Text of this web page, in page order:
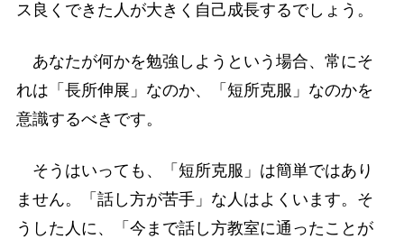
ス良くできた人が大きく自己成長するでしょう。
あなたが何かを勉強しようという場合、常にそ
れは「長所伸展」なのか、「短所克服」なのかを
意識するべきです。
そうはいっても、「短所克服」は簡単ではあり
ません。「話し方が苦手」な人はよくいます。そ
うした人に、「今まで話し方教室に通ったことが